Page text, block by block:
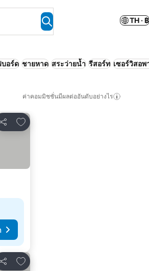
TH · ฿
อร์ด ชายหาด สระว่ายน้ำ รีสอร์ท เซอร์วิสอพ
ค่าคอมมิชชั่นมีผลต่ออันดับอย่างไร
แชร์
เพิ่มในรายการโปรด
แชร์
เพิ่มในรายการโปรด